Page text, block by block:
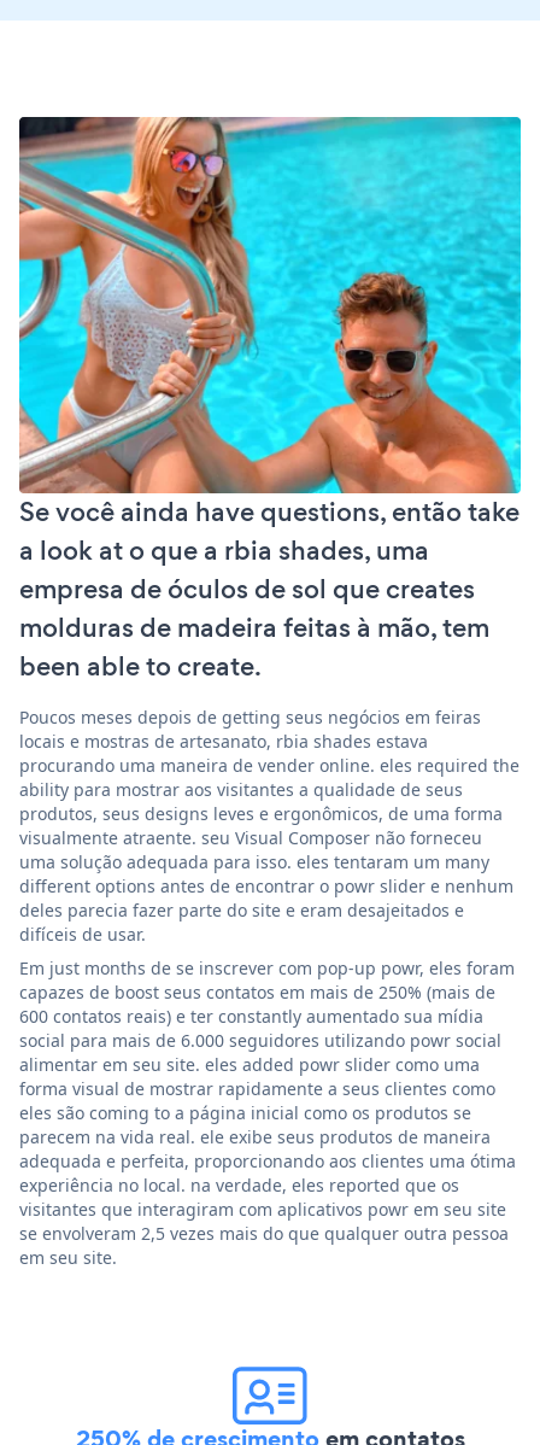
Se você ainda have questions, então take
a look at o que a rbia shades, uma
empresa de óculos de sol que creates
molduras de madeira feitas à mão, tem
been able to create.
Poucos meses depois de getting seus negócios em feiras
locais e mostras de artesanato, rbia shades estava
procurando uma maneira de vender online. eles required the
ability para mostrar aos visitantes a qualidade de seus
produtos, seus designs leves e ergonômicos, de uma forma
visualmente atraente. seu Visual Composer não forneceu
uma solução adequada para isso. eles tentaram um many
different options antes de encontrar o powr slider e nenhum
deles parecia fazer parte do site e eram desajeitados e
difíceis de usar.
Em just months de se inscrever com pop-up powr, eles foram
capazes de boost seus contatos em mais de 250% (mais de
600 contatos reais) e ter constantly aumentado sua mídia
social para mais de 6.000 seguidores utilizando powr social
alimentar em seu site. eles added powr slider como uma
forma visual de mostrar rapidamente a seus clientes como
eles são coming to a página inicial como os produtos se
parecem na vida real. ele exibe seus produtos de maneira
adequada e perfeita, proporcionando aos clientes uma ótima
experiência no local. na verdade, eles reported que os
visitantes que interagiram com aplicativos powr em seu site
se envolveram 2,5 vezes mais do que qualquer outra pessoa
em seu site.